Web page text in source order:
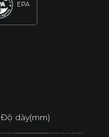
EPA
Độ dày(mm)